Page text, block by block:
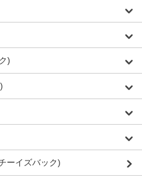
)
ーイズバック)